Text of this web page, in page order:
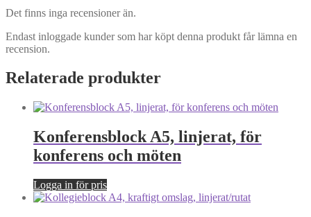
Det finns inga recensioner än.
Endast inloggade kunder som har köpt denna produkt får lämna en
recension.
Relaterade produkter
Konferensblock A5, linjerat, för
konferens och möten
Logga in för pris
hemsidan.
Genom att dela
med dig av dina
beteende när du
chansen att få se
personligt
anpassat innehåll